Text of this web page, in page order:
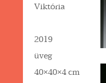
Viktória
2019
üveg
40×40×4 cm